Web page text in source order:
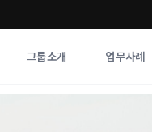
그룹소개 업무사례